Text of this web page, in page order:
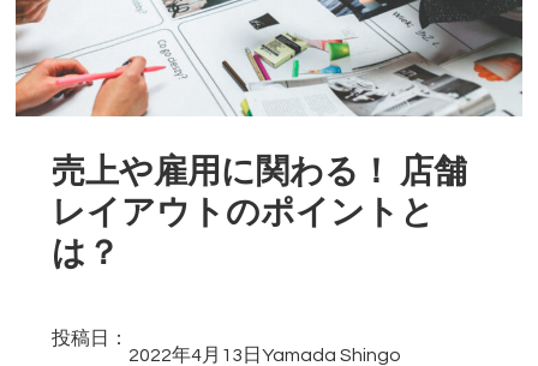
売上や雇用に関わる！ 店舗
レイアウトのポイントと
は？
投稿日：
2022年4月13日Yamada Shingo